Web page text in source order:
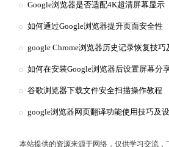
Google浏览器是否适配4K超清屏幕显示
如何通过Google浏览器提升页面安全性
如何在安装Google浏览器后设置屏幕分
谷歌浏览器下载文件安全扫描操作教程
google浏览器网页翻译功能使用技巧及
本站提供的资源来源于网络，仅供学习交流，